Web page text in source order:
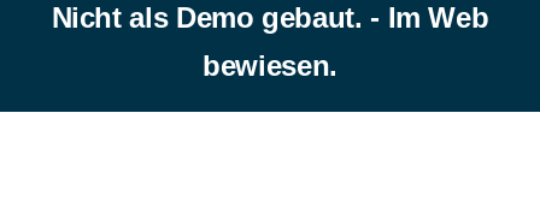
Nicht als Demo gebaut. - Im Web
bewiesen.